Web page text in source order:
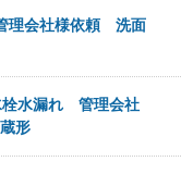
理会社様依頼 洗面
水漏れ 管理会社
形